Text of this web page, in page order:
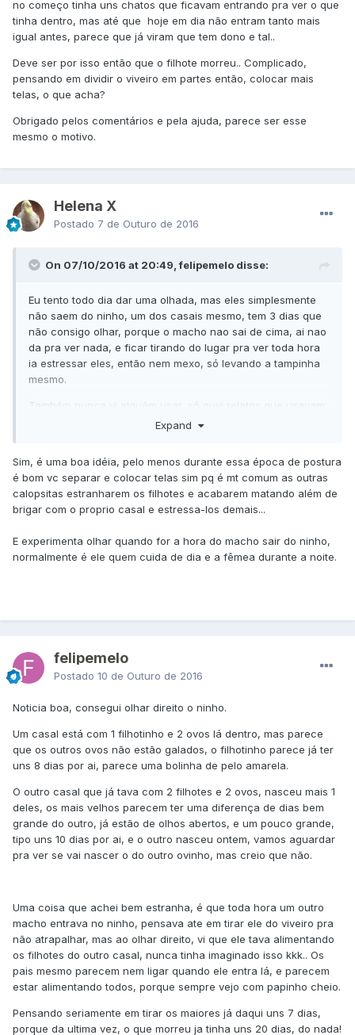
no começo tinha uns chatos que ficavam entrando pra ver o que
tinha dentro, mas até que hoje em dia não entram tanto mais
igual antes, parece que já viram que tem dono e tal..
Deve ser por isso então que o filhote morreu.. Complicado,
pensando em dividir o viveiro em partes então, colocar mais
telas, o que acha?
Obrigado pelos comentários e pela ajuda, parece ser esse
mesmo o motivo.
Helena X
Postado 7 de Outuro de 2016
On 07/10/2016 at 20:49, felipemelo disse:
Eu tento todo dia dar uma olhada, mas eles simplesmente
não saem do ninho, um dos casais mesmo, tem 3 dias que
não consigo olhar, porque o macho nao sai de cima, ai nao
da pra ver nada, e ficar tirando do lugar pra ver toda hora
ia estressar eles, então nem mexo, só levando a tampinha
mesmo.
Também nunca vi alguém usar, só ouvi relatos que usavam
mesmo, mas não cheguei a ver, se fosse um preço bacana,
No caso só ficam os 11 calopsitas no viveiro mesmo, é bem
grande, ouvi muito bem falarem sobre criar em colonia e tal.
Gaiola separada não daria pra mim, devido eu não ter muito
tempo, e alem de não ter 5 gaiolas grandes disponiveis
tinha 6 aves.
Deve ser por isso então que o filhote morreu.. Complicado,
pensando em dividir o viveiro em partes então, colocar mais
Obrigado pelos comentários e pela ajuda, parece ser esse
mesmo o motivo.
Expand
Sim, é uma boa idéia, pelo menos durante essa época de postura
é bom vc separar e colocar telas sim pq é mt comum as outras
calopsitas estranharem os filhotes e acabarem matando além de
brigar com o proprio casal e estressa-los demais...
E experimenta olhar quando for a hora do macho sair do ninho,
normalmente é ele quem cuida de dia e a fêmea durante a noite.
felipemelo
Postado 10 de Outuro de 2016
Noticia boa, consegui olhar direito o ninho.
Um casal está com 1 filhotinho e 2 ovos lá dentro, mas parece
que os outros ovos não estão galados, o filhotinho parece já ter
uns 8 dias por ai, parece uma bolinha de pelo amarela.
O outro casal que já tava com 2 filhotes e 2 ovos, nasceu mais 1
deles, os mais velhos parecem ter uma diferença de dias bem
grande do outro, já estão de olhos abertos, e um pouco grande,
tipo uns 10 dias por ai, e o outro nasceu ontem, vamos aguardar
pra ver se vai nascer o do outro ovinho, mas creio que não.
Uma coisa que achei bem estranha, é que toda hora um outro
macho entrava no ninho, pensava ate em tirar ele do viveiro pra
não atrapalhar, mas ao olhar direito, vi que ele tava alimentando
os filhotes do outro casal, nunca tinha imaginado isso kkk.. Os
pais mesmo parecem nem ligar quando ele entra lá, e parecem
estar alimentando todos, porque sempre vejo com papinho cheio.
Pensando seriamente em tirar os maiores já daqui uns 7 dias,
porque da ultima vez, o que morreu ja tinha uns 20 dias, do nada!